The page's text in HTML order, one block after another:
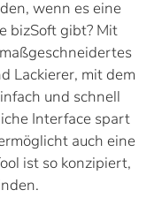
wenn es eine
bizSoft gibt? Mit
Lackierer, mit dem
und schnell
Interface spart
auch eine
ist so konzipiert,